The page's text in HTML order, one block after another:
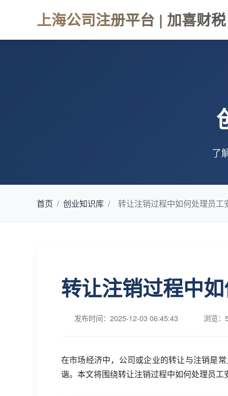
上海公司注册平台 | 加喜财税
了
首页 / 创业知识库 / 转让注销过程中如何处理员工
转让注销过程中
发布时间：2025-12-03 06:45:43 浏览：
在市场经济中，公司或企业的转让与注销是
谐。本文将围绕转让注销过程中如何处理员